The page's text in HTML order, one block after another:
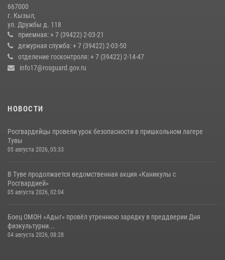
Росгвардия совместно ГИМС МЧС Тувы провела профилактические
мероприятия на территории Бай-Тайгинского района
13 июля 2026, 08:55
Кызылчанин поблагодарил сотрудников Росгвардии за
оперативное реагирование в решении конфликтной ситуации
667000
г. Кызыл,
ул. Дружбы д. 118
приемная: + 7 (39422) 2-03-21
дежурная служба: + 7 (39422) 2-03-50
отделение госконтроля: + 7 (39422) 2-14-47
info17@rosguard.gov.ru
НОВОСТИ
Росгвардейцы провели урок безопасности в пришкольном лагере
Тувы
05 августа 2026, 05:33
В Туве продолжается ведомственная акция «Каникулы с
Росгвардией»
05 августа 2026, 02:04
Боец ОМОН «Адыг» провёл утреннюю зарядку в преддверии Дня
физкультурни...
04 августа 2026, 08:28